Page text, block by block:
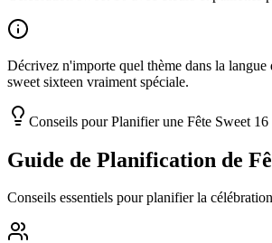
Décrivez n'importe quel thème dans la
sweet sixteen vraiment spéciale.
Conseils pour Planifier une Fête Sweet 16
Guide de Planification de
Conseils essentiels pour planifier la